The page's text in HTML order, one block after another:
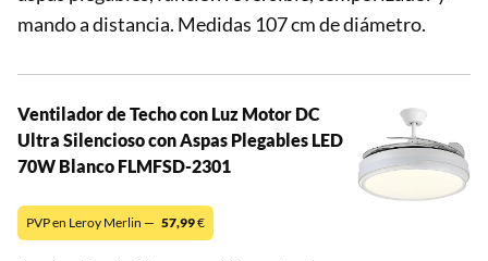
mando a distancia. Medidas 107 cm de diámetro.
Ventilador de Techo con Luz Motor DC
Ultra Silencioso con Aspas Plegables LED
70W Blanco FLMFSD-2301
PVP en Leroy Merlin — 57,99€